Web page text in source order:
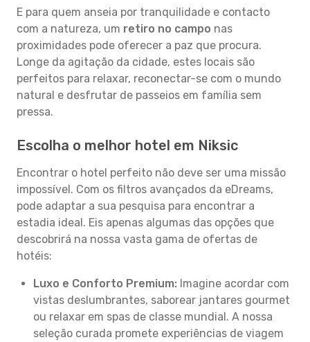
E para quem anseia por tranquilidade e contacto
com a natureza, um retiro no campo nas
proximidades pode oferecer a paz que procura.
Longe da agitação da cidade, estes locais são
perfeitos para relaxar, reconectar-se com o mundo
natural e desfrutar de passeios em família sem
pressa.
Escolha o melhor hotel em Niksic
Encontrar o hotel perfeito não deve ser uma missão
impossível. Com os filtros avançados da eDreams,
pode adaptar a sua pesquisa para encontrar a
estadia ideal. Eis apenas algumas das opções que
descobrirá na nossa vasta gama de ofertas de
hotéis:
Luxo e Conforto Premium: Imagine acordar com
vistas deslumbrantes, saborear jantares gourmet
ou relaxar em spas de classe mundial. A nossa
seleção curada promete experiências de viagem